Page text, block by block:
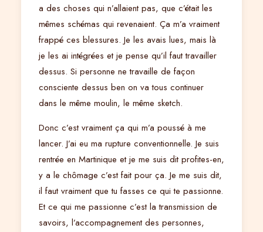
a des choses qui n’allaient pas, que c’était les
mêmes schémas qui revenaient. Ça m’a vraiment
frappé ces blessures. Je les avais lues, mais là
je les ai intégrées et je pense qu’il faut travailler
dessus. Si personne ne travaille de façon
consciente dessus ben on va tous continuer
dans le même moulin, le même sketch.
Donc c’est vraiment ça qui m’a poussé à me
lancer. J’ai eu ma rupture conventionnelle. Je suis
rentrée en Martinique et je me suis dit profites-en,
y a le chômage c’est fait pour ça. Je me suis dit,
il faut vraiment que tu fasses ce qui te passionne.
Et ce qui me passionne c’est la transmission de
savoirs, l’accompagnement des personnes,